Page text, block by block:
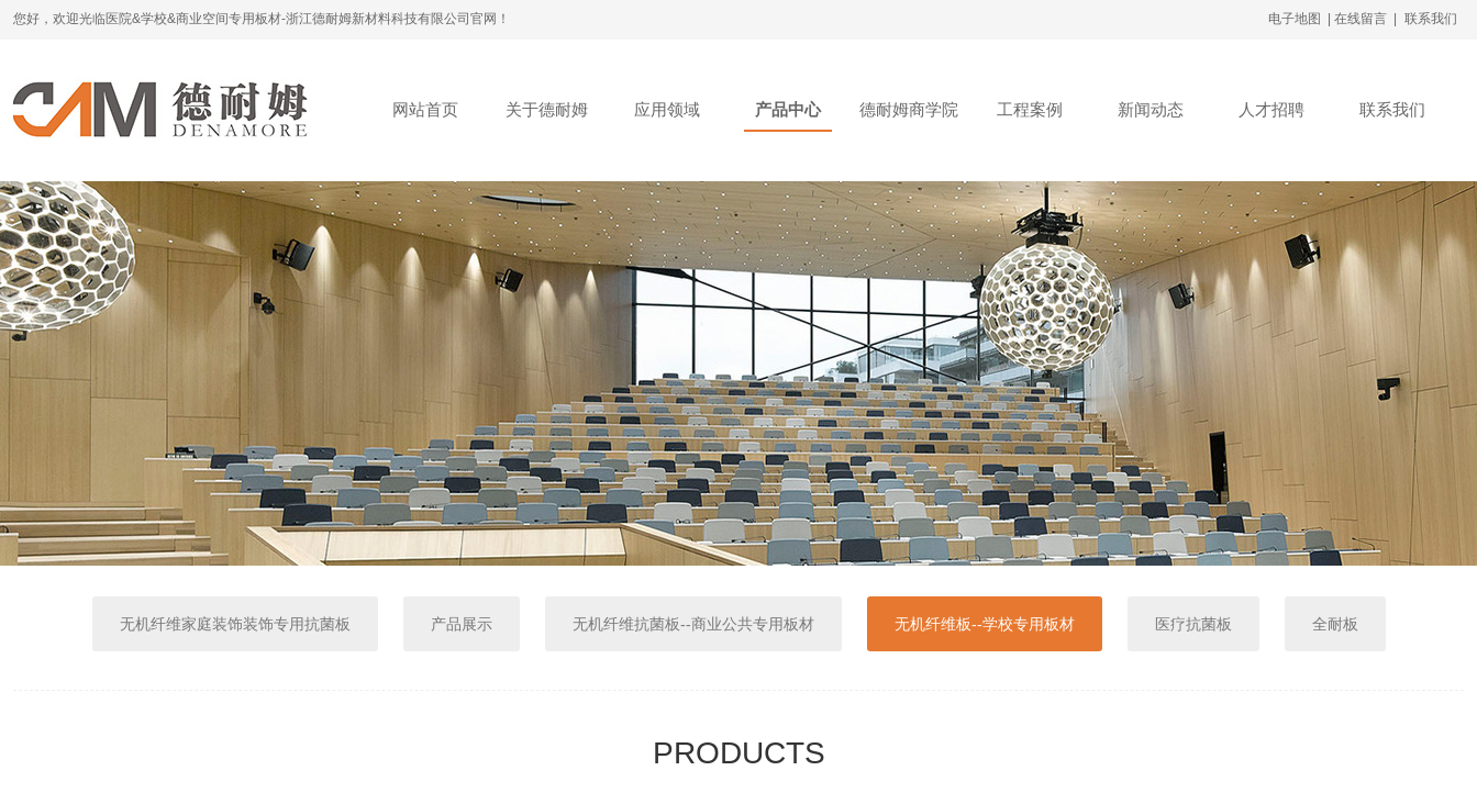
您好，欢迎光临医院&学校&商业空间专用板材-浙江德耐姆新材料科技有限公司官网！ 电子地图 | 在线留言 | 联系我们
网站首页 关于德耐姆 应用领域 产品中心 德耐姆商学院 工程案例 新闻动态 人才招聘 联系我们
无机纤维家庭装饰装饰专用抗菌板 产品展示 无机纤维抗菌板--商业公共专用板材 无机纤维板--学校专用板材 医疗抗菌板 全耐板
PRODUCTS